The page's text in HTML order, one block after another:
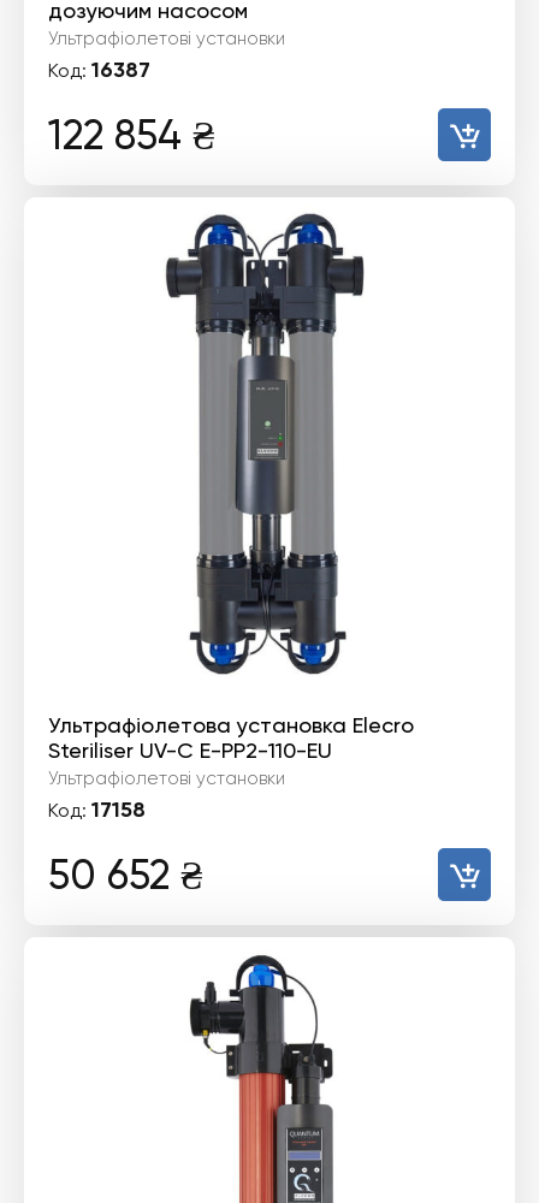
дозуючим насосом
Ультрафіолетові установки
Код: 16387
122 854 ₴
Ультрафіолетова установка Elecro
Steriliser UV-C E-PP2-110-EU
Ультрафіолетові установки
Код: 17158
50 652 ₴